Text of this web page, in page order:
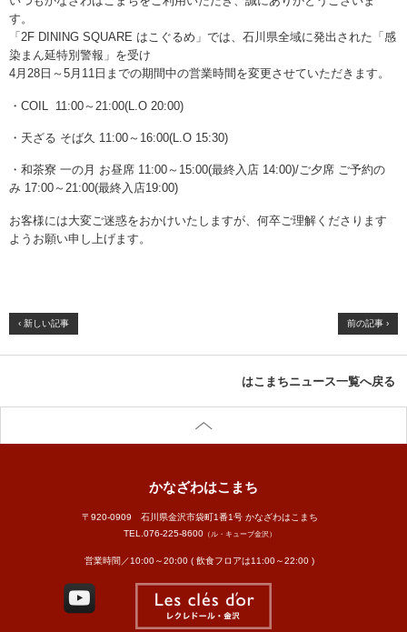
す。
「2F DINING SQUARE はこぐるめ」では、石川県全域に発出された「感
染まん延特別警報」を受け
4月28日～5月11日までの期間中の営業時間を変更させていただきます。
・COIL 11:00～21:00(L.O 20:00)
・天ざる そば久 11:00～16:00(L.O 15:30)
・和茶寮 一の月 お昼席 11:00～15:00(最終入店 14:00)/ご夕席 ご予約の
み 17:00～21:00(最終入店19:00)
お客様には大変ご迷惑をおかけいたしますが、何卒ご理解くださります
ようお願い申し上げます。
‹ 新しい記事 前の記事 ›
はこまちニュース一覧へ戻る
かなざわはこまち
〒920-0909 石川県金沢市袋町1番1号 かなざわはこまち
TEL. 076-225-8600（ル・キューブ金沢）
営業時間／10:00～20:00 ( 飲食フロアは11:00～22:00 )